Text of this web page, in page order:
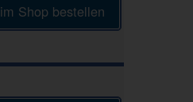
im Shop bestellen